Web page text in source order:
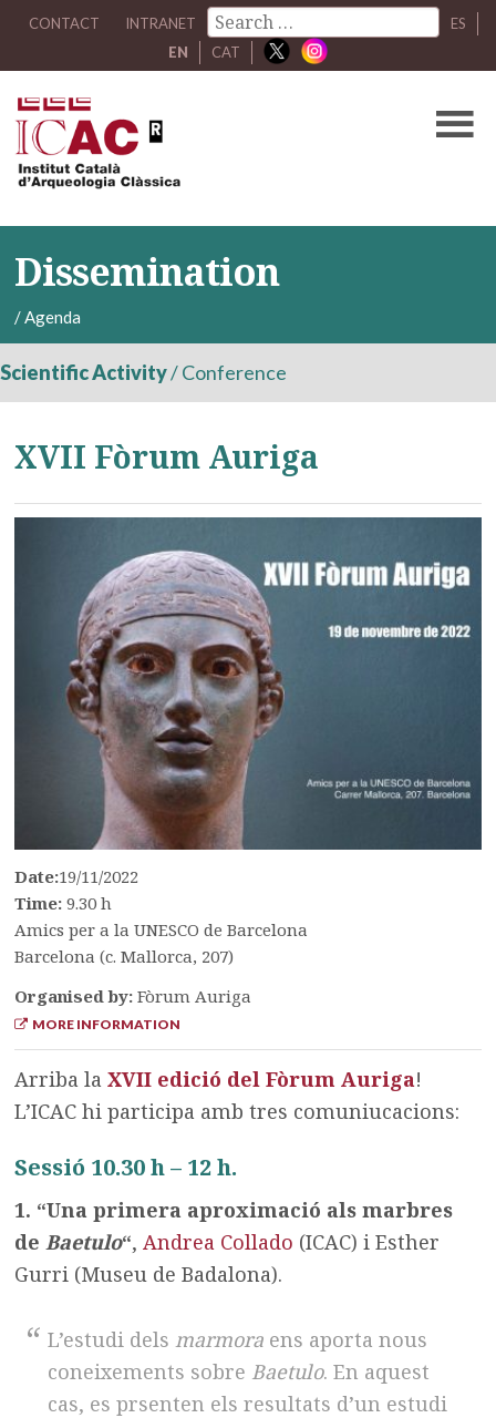
CONTACT INTRANET
ES
EN
CAT
Dissemination
/Agenda
Scientific Activity/Conference
XVII Fòrum Auriga
Date:19/11/2022
Time:9.30 h
Amics per a la UNESCO de Barcelona
Barcelona (c. Mallorca, 207)
Organised by:Fòrum Auriga
MORE INFORMATION
Arriba laXVII edició del Fòrum Auriga!
L’ICAC hi participa amb tres comuniucacions:
Sessió 10.30 h – 12 h.
1. “Una primera aproximació als marbres
deBaetulo“,Andrea Collado (ICAC) i Esther
Gurri (Museu de Badalona).
L’estudi delsmarmora ens aporta nous
coneixements sobre Baetulo. En aquest
cas, es prsenten els resultats d’un estudi